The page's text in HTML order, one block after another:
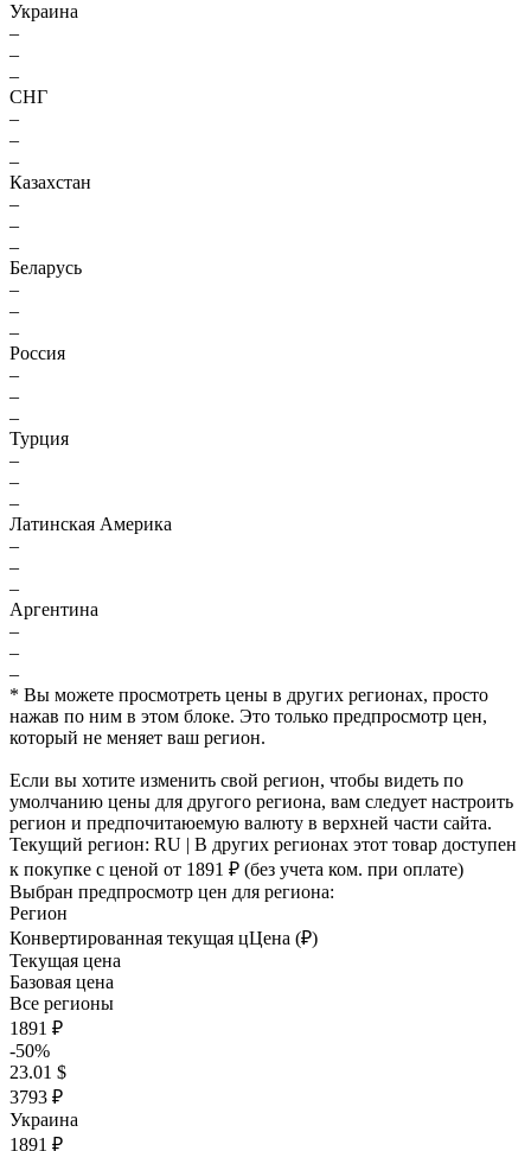
Украина
–
–
–
СНГ
–
–
–
Казахстан
–
–
–
Беларусь
–
–
–
Россия
–
–
–
Турция
–
–
–
Латинская Америка
–
–
–
Аргентина
–
–
–
* Вы можете просмотреть цены в других регионах, просто
нажав по ним в этом блоке. Это только предпросмотр цен,
который не меняет ваш регион.
Если вы хотите изменить свой регион, чтобы видеть по
умолчанию цены для другого региона, вам следует настроить
регион и предпочитаюемую валюту в верхней части сайта.
Текущий регион: RU | В других регионах этот товар доступен
к покупке с ценой от 1891 ₽ (без учета ком. при оплате)
Выбран предпросмотр цен для региона:
Регион
Конвертированная текущая цЦена (₽)
Текущая цена
Базовая цена
Все регионы
1891 ₽
-50%
23.01 $
3793 ₽
Украина
1891 ₽